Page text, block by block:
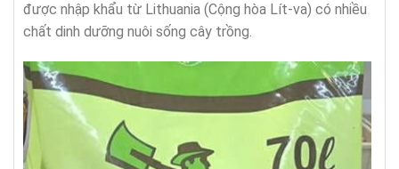
được nhập khẩu từ Lithuania (Cộng hòa Lít-va) có nhiều
chất dinh dưỡng nuôi sống cây trồng.